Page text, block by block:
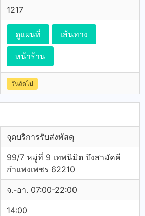
1217
ดูแผนที่ เส้นทาง
หน้าร้าน
วันถัดไป
จุดบริการรับส่งพัสดุ
99/7 หมู่ที่ 9 เทพนิมิต บึงสามัคคี
กำแพงเพชร 62210
จ.-อา. 07:00-22:00
14:00